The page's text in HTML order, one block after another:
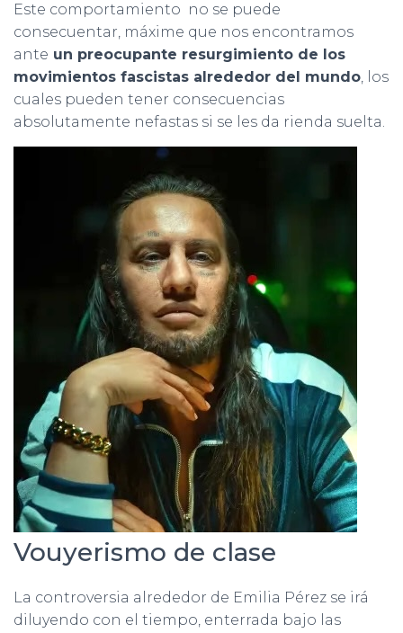
Este comportamiento no se puede
consecuentar, máxime que nos encontramos
ante un preocupante resurgimiento de los
movimientos fascistas alrededor del mundo, los
cuales pueden tener consecuencias
absolutamente nefastas si se les da rienda suelta.
Vouyerismo de clase
La controversia alrededor de Emilia Pérez se irá
diluyendo con el tiempo, enterrada bajo las